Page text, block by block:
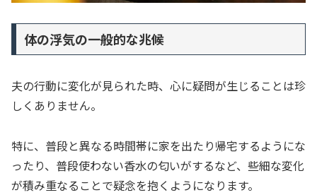
体の浮気の一般的な兆候
夫の行動に変化が見られた時、心に疑問が生じることは珍
しくありません。
特に、普段と異なる時間帯に家を出たり帰宅するようにな
ったり、普段使わない香水の匂いがするなど、些細な変化
が積み重なることで疑念を抱くようになります。